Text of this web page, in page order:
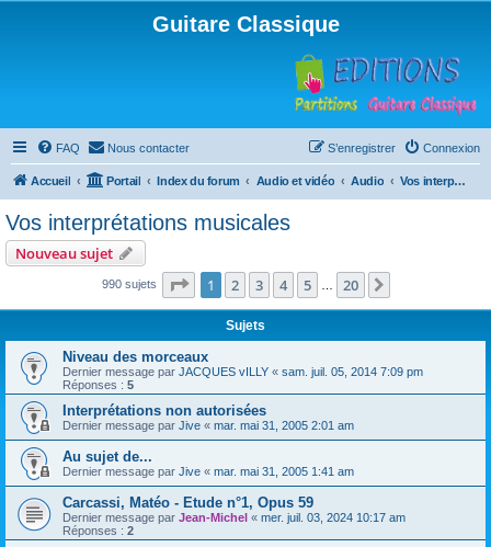
Guitare Classique
FAQ Nous contacter Connexion
S’enregistrer
Accueil Portail Index du forum Audio et vidéo Audio Vos interprétations musicales
Vos interprétations musicales
Nouveau sujet
990 sujets Page 1sur20
1 2 3 4 5 20
Sujets
Niveau des morceaux
Dernier message par JACQUES vILLY « sam. juil. 05, 2014 7:09 pm
Réponses : 5
Interprétations non autorisées
Dernier message par Jive « mar. mai 31, 2005 2:01 am
Au sujet de...
Dernier message par Jive « mar. mai 31, 2005 1:41 am
Carcassi, Matéo - Etude n°1, Opus 59
Dernier message par Jean-Michel « mer. juil. 03, 2024 10:17 am
Réponses : 2